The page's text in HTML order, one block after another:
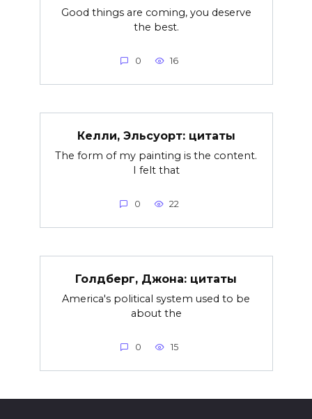
Good things are coming, you deserve
the best.
0 16
Келли, Эльсуорт: цитаты
The form of my painting is the content.
I felt that
0 22
Голдберг, Джона: цитаты
America's political system used to be
about the
0 15